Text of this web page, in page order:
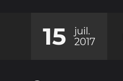
15
juil.
2017